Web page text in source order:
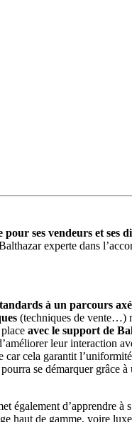
ses vendeurs et ses
experte dans
à un parcours
(techniques de vente…)
avec le support de
leur interaction
cela garantit
se démarquer grâce
également d’apprendre à
haut de gamme, voire